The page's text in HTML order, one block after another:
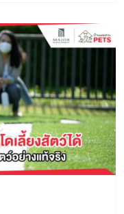
ไม่พอ การยกระดับที่
ข ที่สามารถแบ่งปัน
ย ดังนั้น ที่อยู่อาศัย
รื่องการอนุญาตให้
ร การออกแบบอย่าง
องคุณพ่อคุณแม่สอด
ลี้ยงในทุกมิติ สัตว์
ละความต้องการ
ในยุคปัจจุบัน ต่าง
รวมถึง ‘เหล่าสมาชิก
ยสร้างรอยยิ้มให้เรา
อนโดเลี้ยงสัตว์ได้
นนี้ บ้านและสวน
ามสุขของ 2 ตัวแทน
คอนโดมิเนียม
Development)
านแรก คุณวิภา จิร